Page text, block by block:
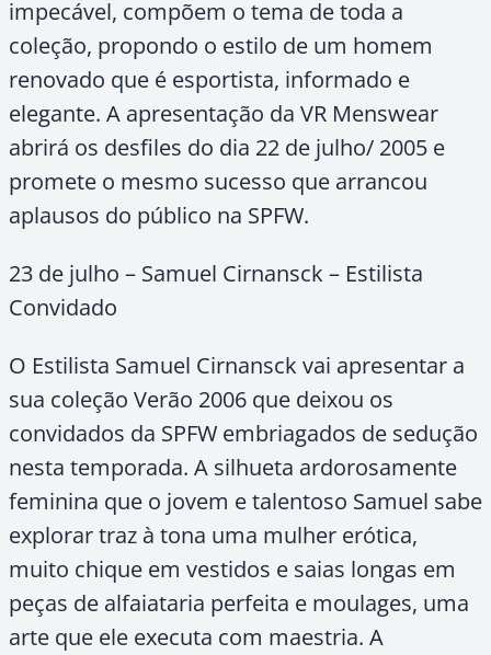
impecável, compõem o tema de toda a
coleção, propondo o estilo de um homem
renovado que é esportista, informado e
elegante. A apresentação da VR Menswear
abrirá os desfiles do dia 22 de julho/ 2005 e
promete o mesmo sucesso que arrancou
aplausos do público na SPFW.
23 de julho – Samuel Cirnansck – Estilista
Convidado
O Estilista Samuel Cirnansck vai apresentar a
sua coleção Verão 2006 que deixou os
convidados da SPFW embriagados de sedução
nesta temporada. A silhueta ardorosamente
feminina que o jovem e talentoso Samuel sabe
explorar traz à tona uma mulher erótica,
muito chique em vestidos e saias longas em
peças de alfaiataria perfeita e moulages, uma
arte que ele executa com maestria. A